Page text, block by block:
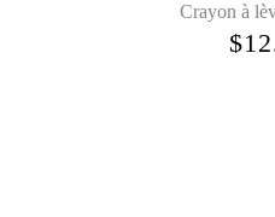
Crayon à
$